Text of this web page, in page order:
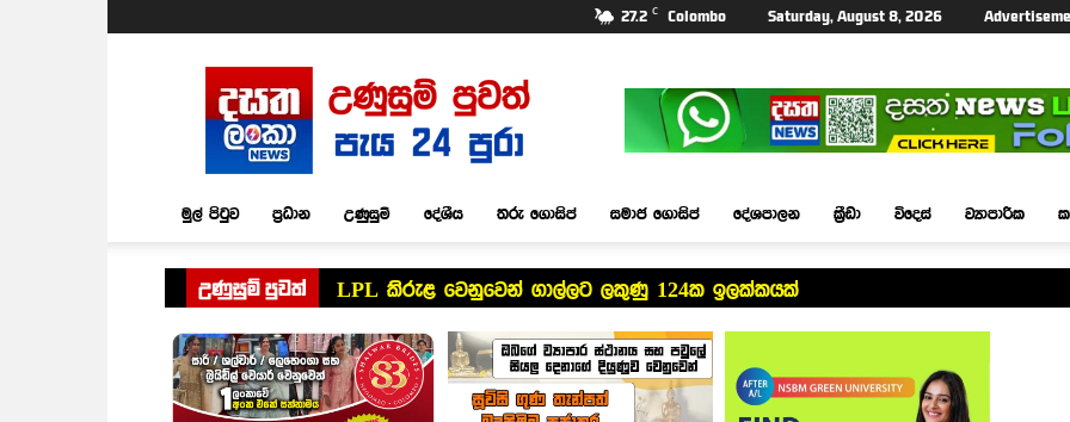
27.2 C Colombo Saturday, August 8, 2026
Dasatha
Lanka
News
මුල් පිටුව ප්‍රධාන උණුසුම් දේශීය තරු ගොසිප් සමාජ ගොසිප් දේශපාලන ක්‍රීඩා විදෙස් ව්‍යාපාරික
උණුසුම් පුවත් LPL කිරුළ වෙනුවෙන් ගාල්ලට ලකුණු 124ක ඉලක්කයක්